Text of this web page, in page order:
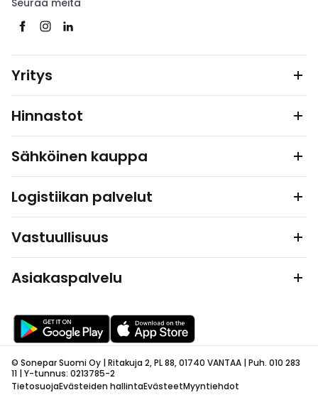
Seuraa meitä
Yritys
Hinnastot
Sähköinen kauppa
Logistiikan palvelut
Vastuullisuus
Asiakaspalvelu
© Sonepar Suomi Oy | Ritakuja 2, PL 88, 01740 VANTAA | Puh. 010 283
11 | Y-tunnus: 0213785-2
TietosuojaEvästeiden hallintaEvästeetMyyntiehdot